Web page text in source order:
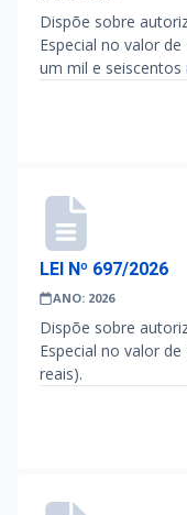
Dispõe sobre
Especial no valor
um mil e seiscentos
LEI Nº 697/2026
ANO: 2026
Dispõe sobre
Especial no valor
reais).